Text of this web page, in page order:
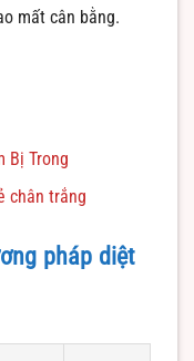
mất cân bằng.
Bị Trong
chân trắng
pháp diệt